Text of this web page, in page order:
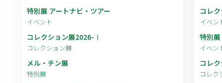
特別展 アートナビ・ツアー
イベント
コレクション展2026-Ⅰ
コレクション展
メル・チン展
特別展
コレ
イベン
特別
イベン
コレ
コレク